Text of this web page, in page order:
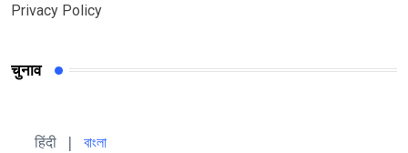
Privacy Policy
चुनाव
हिंदी বাংলা